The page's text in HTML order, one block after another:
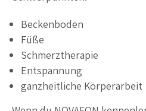
Beckenboden
Füße
Schmerztherapie
Entspannung
ganzheitliche Körperarbeit